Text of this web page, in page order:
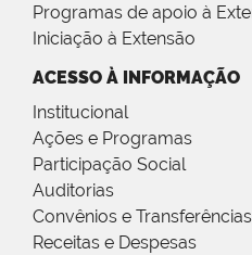
Programas de apoio à
Iniciação à Extensão
ACESSO À INFORMAÇÃO
Institucional
Ações e Programas
Participação Social
Auditorias
Convênios e Transferências
Receitas e Despesas